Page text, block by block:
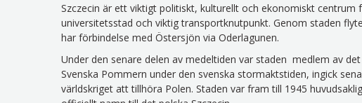
Szczecin är ett viktigt politiskt, kulturellt och ekonomiskt
universitetsstad och viktig transportknutpunkt. Genom staden
har förbindelse med Östersjön via Oderlagunen.
Under den senare delen av medeltiden var staden medlem av
Svenska Pommern under den svenska stormaktstiden, ingick
världskriget att tillhöra Polen. Staden var fram till 1945